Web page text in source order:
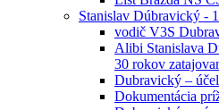
Stanislav Dúbravický -
vodič V3S
Alibi Stanislava
30 rokov
Dubravický –
Dokumentácia